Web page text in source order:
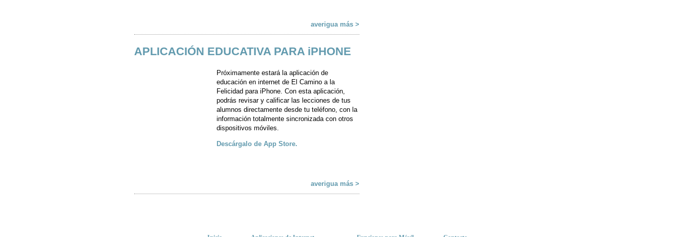
averigua más >
APLICACIÓN EDUCATIVA PARA iPHONE
Próximamente estará la aplicación de
educación en internet de El Camino a la
Felicidad para iPhone. Con esta aplicación,
podrás revisar y calificar las lecciones de tus
alumnos directamente desde tu teléfono, con la
información totalmente sincronizada con otros
dispositivos móviles.
Descárgalo de App Store.
averigua más >